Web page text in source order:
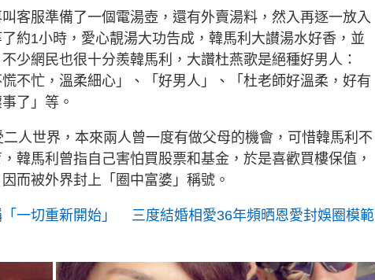
客服準備了一個電湯壺，還有外賣湯料，然入再逐一放入
約1小時，愛心靚湯大功告成，韓馬利大讃湯水好香，並
少網民也很十分羨韓馬利，大讚杜燕歌是絕種好男人：
不忙，溫柔細心」、「好男人」、「杜老師好溫柔，好有
了」等。
人世界，本來兩人曾一度有做父母的機會，可惜韓馬利不
韓馬利曾指自己害怕買股票和基金，於是喜歡買樓保值，
而被外界封上「圈中富婆」稱號。
一切重新開始」 三度結婚相愛36年頻晒恩愛封娛圈模範